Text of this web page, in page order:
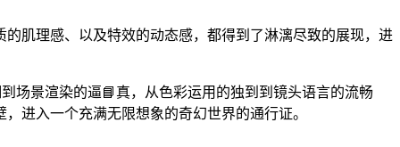
肌理感、以及特效的动态感，都得到了淋漓尽致的展现，进
场景渲染的逼📘真，从色彩运用的独到到镜头语言的流畅
进入一个充满无限想象的奇幻世界的通行证。